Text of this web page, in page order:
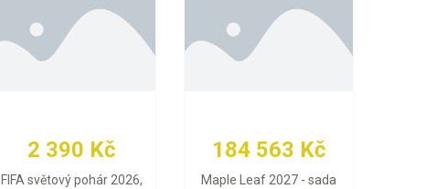
2 390 Kč
FIFA světový pohár 2026,
184 563 Kč
Maple Leaf 2027 - sada